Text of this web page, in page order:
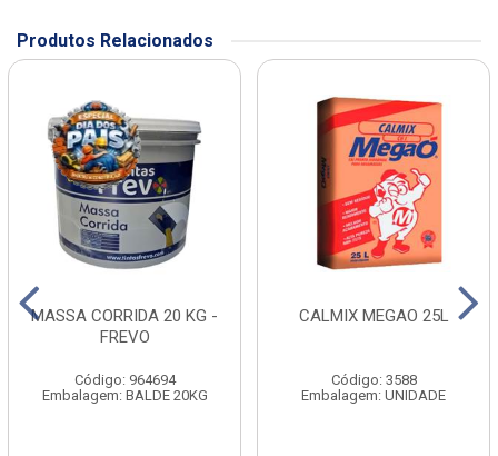
Produtos Relacionados
MASSA CORRIDA 20 KG -
FREVO
Código: 964694
Embalagem: BALDE 20KG
CALMIX MEGAO 25L
Código: 3588
Embalagem: UNIDADE